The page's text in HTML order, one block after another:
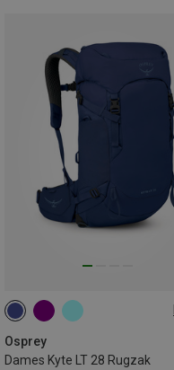
Osprey
Dames Kyte LT 28 Rugzak
28L